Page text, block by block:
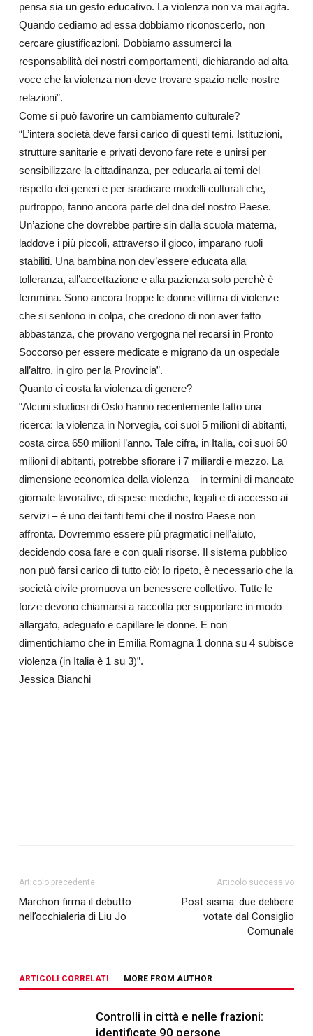
pensa sia un gesto educativo. La violenza non va mai agita.
Quando cediamo ad essa dobbiamo riconoscerlo, non
cercare giustificazioni. Dobbiamo assumerci la
responsabilità dei nostri comportamenti, dichiarando ad alta
voce che la violenza non deve trovare spazio nelle nostre
relazioni”.
Come si può favorire un cambiamento culturale?
“L’intera società deve farsi carico di questi temi. Istituzioni,
strutture sanitarie e privati devono fare rete e unirsi per
sensibilizzare la cittadinanza, per educarla ai temi del
rispetto dei generi e per sradicare modelli culturali che,
purtroppo, fanno ancora parte del dna del nostro Paese.
Un’azione che dovrebbe partire sin dalla scuola materna,
laddove i più piccoli, attraverso il gioco, imparano ruoli
stabiliti. Una bambina non dev’essere educata alla
tolleranza, all’accettazione e alla pazienza solo perchè è
femmina. Sono ancora troppe le donne vittima di violenze
che si sentono in colpa, che credono di non aver fatto
abbastanza, che provano vergogna nel recarsi in Pronto
Soccorso per essere medicate e migrano da un ospedale
all’altro, in giro per la Provincia”.
Quanto ci costa la violenza di genere?
“Alcuni studiosi di Oslo hanno recentemente fatto una
ricerca: la violenza in Norvegia, coi suoi 5 milioni di abitanti,
costa circa 650 milioni l’anno. Tale cifra, in Italia, coi suoi 60
milioni di abitanti, potrebbe sfiorare i 7 miliardi e mezzo. La
dimensione economica della violenza – in termini di mancate
giornate lavorative, di spese mediche, legali e di accesso ai
servizi – è uno dei tanti temi che il nostro Paese non
affronta. Dovremmo essere più pragmatici nell’aiuto,
decidendo cosa fare e con quali risorse. Il sistema pubblico
non può farsi carico di tutto ciò: lo ripeto, è necessario che la
società civile promuova un benessere collettivo. Tutte le
forze devono chiamarsi a raccolta per supportare in modo
allargato, adeguato e capillare le donne. E non
dimentichiamo che in Emilia Romagna 1 donna su 4 subisce
violenza (in Italia è 1 su 3)”.
Jessica Bianchi
Articolo precedente
Marchon firma il debutto
nell’occhialeria di Liu Jo
Articolo successivo
Post sisma: due delibere
votate dal Consiglio
Comunale
ARTICOLI CORRELATI MORE FROM AUTHOR
Controlli in città e nelle frazioni:
identificate 90 persone